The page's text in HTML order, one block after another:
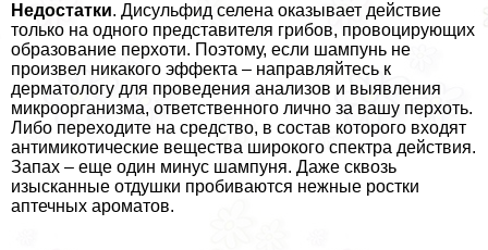
Недостатки. Дисульфид селена оказывает действие
только на одного представителя грибов, провоцирующих
образование перхоти. Поэтому, если шампунь не
произвел никакого эффекта – направляйтесь к
дерматологу для проведения анализов и выявления
микроорганизма, ответственного лично за вашу перхоть.
Либо переходите на средство, в состав которого входят
антимикотические вещества широкого спектра действия.
Запах – еще один минус шампуня. Даже сквозь
изысканные отдушки пробиваются нежные ростки
аптечных ароматов.